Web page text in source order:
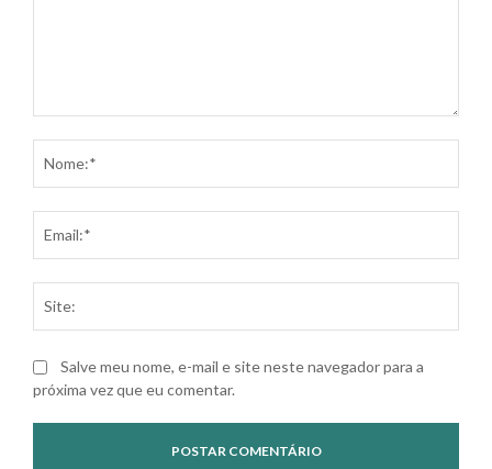
Salve meu nome, e-mail e site neste navegador para a
próxima vez que eu comentar.